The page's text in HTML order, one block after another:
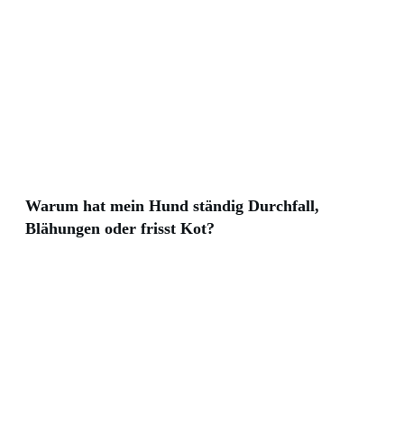
Warum hat mein Hund ständig Durchfall,
Blähungen oder frisst Kot?